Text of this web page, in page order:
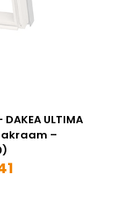
ULTIMA
–